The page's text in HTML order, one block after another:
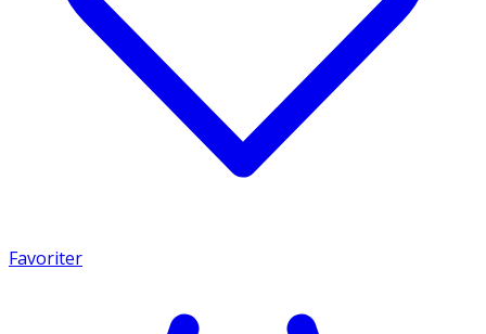
Favoriter